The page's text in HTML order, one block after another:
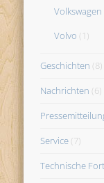
Volkswagen
Volvo (1)
Geschichten (8)
Nachrichten (6)
Service (7)
Technische